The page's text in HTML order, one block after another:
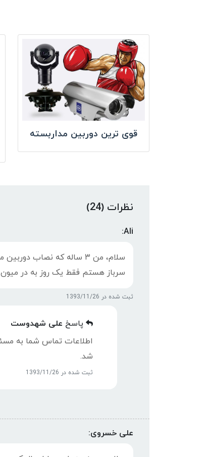
قوی ترین دوربین مداربسته
نظرات (24)
Ali:
سرباز هستم فقط یک روز به در
ثبت شده در 1393/11/26
پاسخ علی شهدوست
اطلاعات تماس شما به
شد.
ثبت شده در 1393/11/26
علی خسروی: